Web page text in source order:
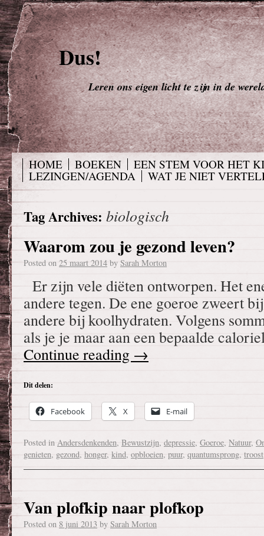
Dus!
Leren ons eigen licht te zijn in de
HOME BOEKEN
EEN STEM VOOR HET
LEZINGEN/AGENDA
WAT JE NIET
Tag Archives: biologisch
Waarom zou je gezond leven?
Posted on 25 maart 2014 by Sarah Morton
Er zijn vele diëten ontworpen. Het
andere tegen. De ene goeroe zweert
andere bij koolhydraten. Volgens
als je je maar aan een bepaalde
Continue reading →
Dit delen:
Facebook X E-mail
Posted in Andersdenkenden, Bewustzijn, depressie, Goeroe, Natuur,
genieten, gezond, honger, kind, opbloeien, puur, quantumsprong, troost
Van plofkip naar plofkop
Posted on 8 juni 2013 by Sarah Morton